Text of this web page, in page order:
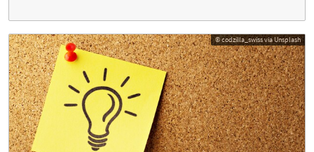
© codzilla_swiss via Unsplash